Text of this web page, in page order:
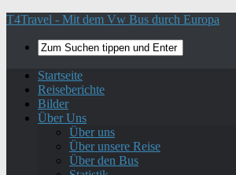
T4Travel - Mit dem Vw Bus durch Europa
Startseite
Reiseberichte
Bilder
Über Uns
Über uns
Über unsere Reise
Über den Bus